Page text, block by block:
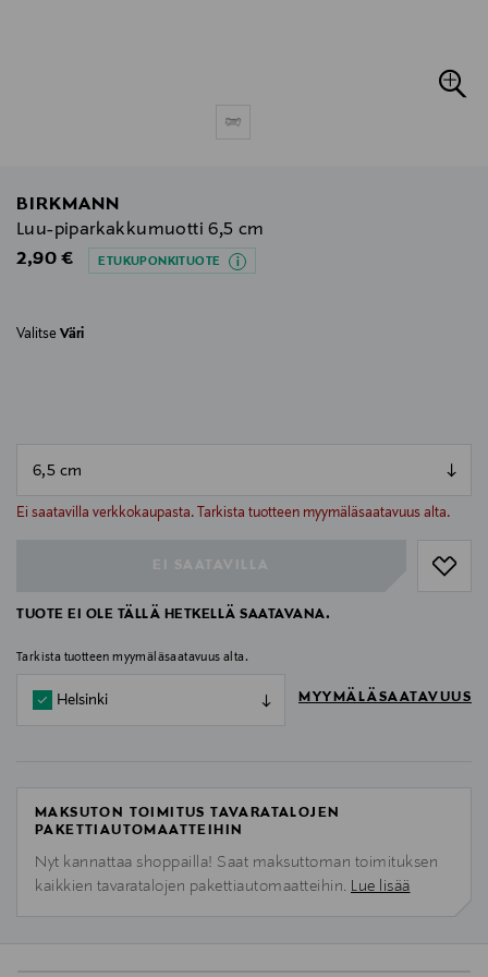
BIRKMANN
Luu-piparkakkumuotti 6,5 cm
Original Price
2,90 € ETUKUPONKITUOTE
Valitse Väri
Ei saatavilla verkkokaupasta. Tarkista tuotteen myymäläsaatavuus alta.
null
TUOTE EI OLE TÄLLÄ HETKELLÄ SAATAVANA.
Tarkista tuotteen myymäläsaatavuus alta.
Helsinki MYYMÄLÄSAATAVUUS
MAKSUTON TOIMITUS TAVARATALOJEN
PAKETTIAUTOMAATTEIHIN
Nyt kannattaa shoppailla! Saat maksuttoman toimituksen
kaikkien tavaratalojen pakettiautomaatteihin. Lue lisää